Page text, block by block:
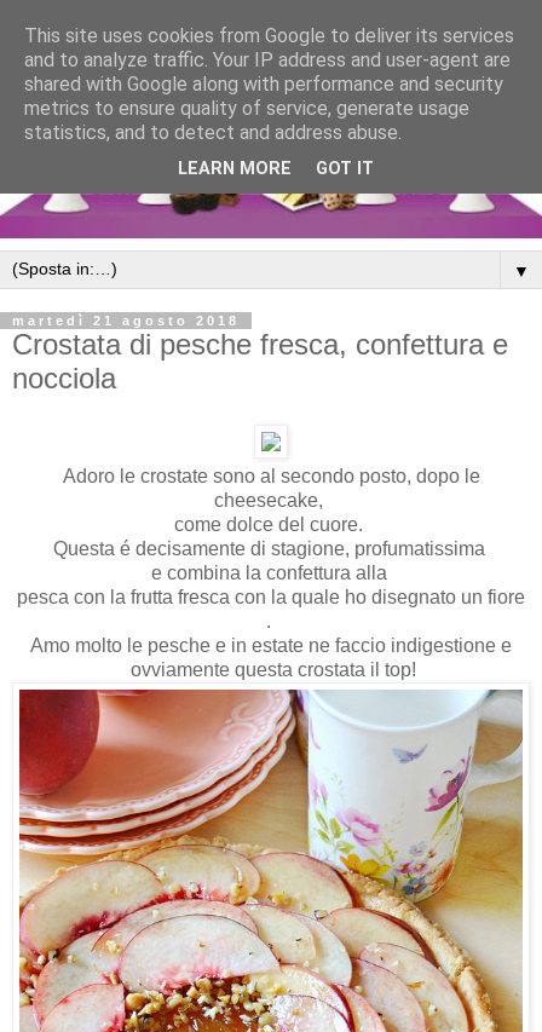
▼
martedì 21 agosto 2018
Crostata di pesche fresca, confettura e
nocciola
Adoro le crostate sono al secondo posto, dopo le
cheesecake,
come dolce del cuore.
Questa é decisamente di stagione, profumatissima
e combina la confettura alla
pesca con la frutta fresca con la quale ho disegnato un fiore
.
Amo molto le pesche e in estate ne faccio indigestione e
ovviamente questa crostata il top!
This site uses cookies from Google to deliver its services
and to analyze traffic. Your IP address and user-agent are
shared with Google along with performance and security
metrics to ensure quality of service, generate usage
statistics, and to detect and address abuse.
LEARN MORE GOT IT